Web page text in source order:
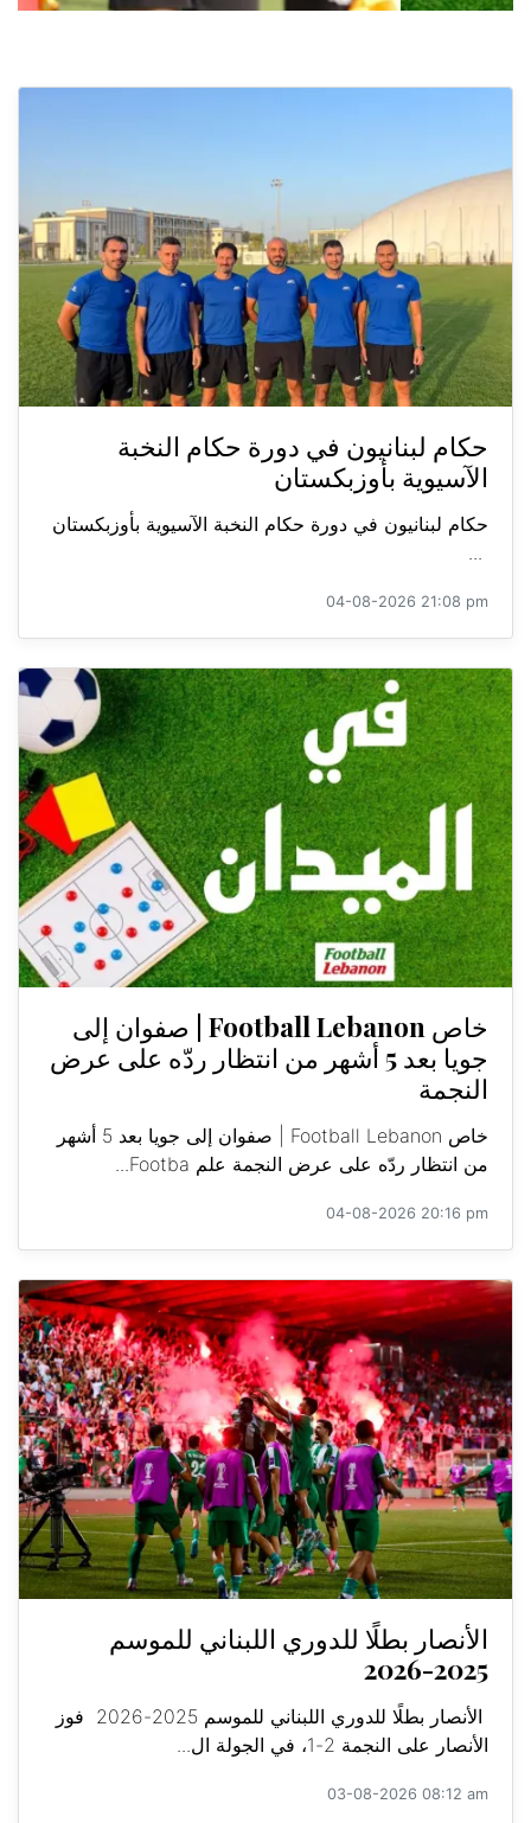
حكام لبنانيون في دورة حكام النخبة
الآسيوية بأوزبكستان
حكام لبنانيون في دورة حكام النخبة الآسيوية بأوزبكستان
...
04-08-2026 21:08 pm
خاص Football Lebanon | صفوان إلى
جويا بعد 5 أشهر من انتظار ردّه على عرض
النجمة
خاص Football Lebanon | صفوان إلى جويا بعد 5 أشهر
من انتظار ردّه على عرض النجمة علم Footba...
04-08-2026 20:16 pm
الأنصار بطلًا للدوري اللبناني للموسم
2025-2026
الأنصار بطلًا للدوري اللبناني للموسم 2025-2026 فوز
الأنصار على النجمة 2-1، في الجولة ال...
03-08-2026 08:12 am